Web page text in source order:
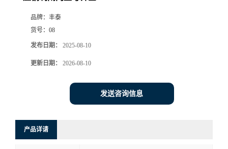
品牌： 丰泰
货号： 08
发布日期： 2025-08-10
更新日期： 2026-08-10
发送咨询信息
产品详请